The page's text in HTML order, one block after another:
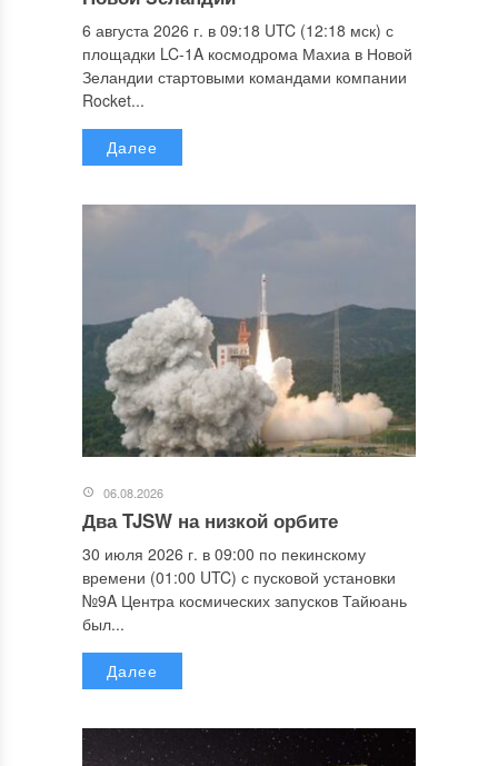
6 августа 2026 г. в 09:18 UTC (12:18 мск) с
площадки LC-1A космодрома Махиа в Новой
Зеландии стартовыми командами компании
Rocket...
Далее
06.08.2026
Два TJSW на низкой орбите
30 июля 2026 г. в 09:00 по пекинскому
времени (01:00 UTC) с пусковой установки
№9A Центра космических запусков Тайюань
был...
Далее